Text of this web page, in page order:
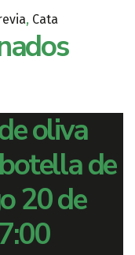
, Cata
oliva
de
20 de